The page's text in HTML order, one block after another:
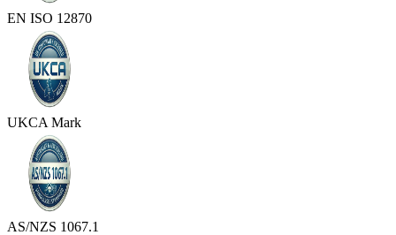
EN ISO 12870
UKCA Mark
AS/NZS 1067.1